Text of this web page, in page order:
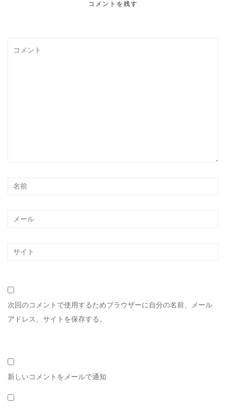
コメントを残す
次回のコメントで使用するためブラウザーに自分の名前、メール
アドレス、サイトを保存する。
新しいコメントをメールで通知